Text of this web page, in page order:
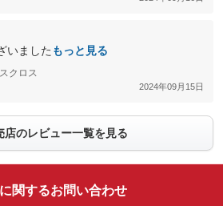
いました もっと見る
クロス
2024年09月15日
店のレビュー一覧を見る
関するお問い合わせ